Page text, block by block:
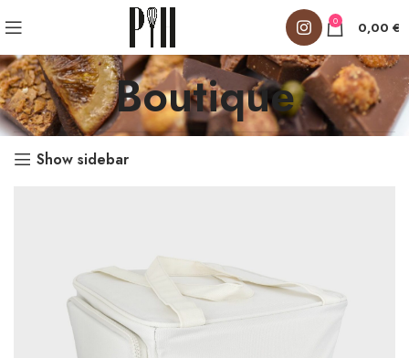
0 0,00 €
Boutique
Show sidebar